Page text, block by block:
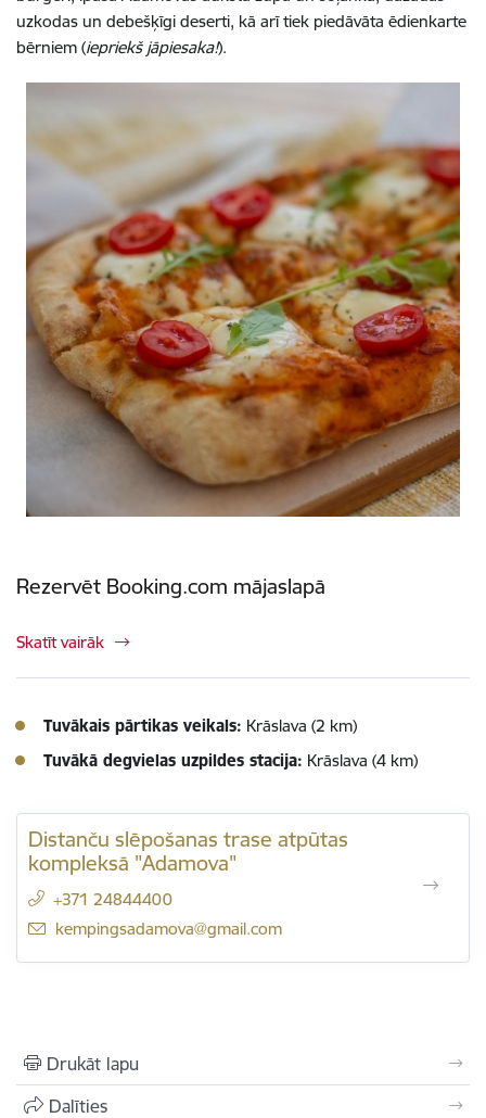
uzkodas un debešķīgi deserti, kā arī tiek piedāvāta ēdienkarte
bērniem (iepriekš jāpiesaka!).
Rezervēt Booking.com mājaslapā
Skatīt vairāk
Tuvākais pārtikas veikals: Krāslava (2 km)
Tuvākā degvielas uzpildes stacija: Krāslava (4 km)
Distanču slēpošanas trase atpūtas
kompleksā "Adamova"
+371 24844400
E-pasts:
kempingsadamova@gmail.com
Drukāt lapu
Dalīties